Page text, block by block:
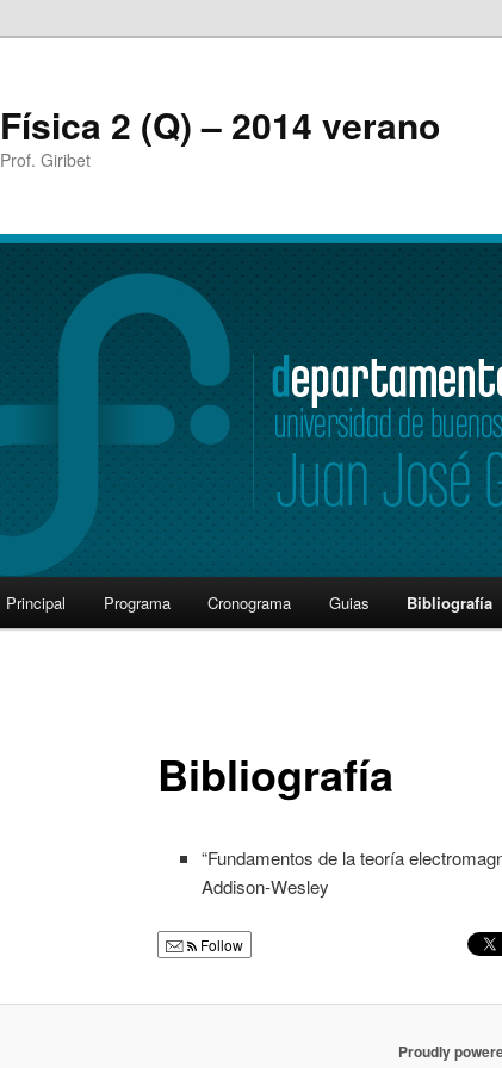
Física 2 (Q) – 2014 verano
Prof. Giribet
Skip
Principal Programa Cronograma Guias Bibliografía
Bibliografía
“Fundamentos de la teoría
Addison-Wesley
Follow
Proudly